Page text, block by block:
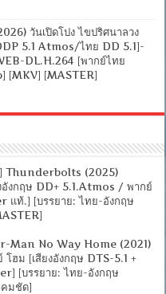
วันเปิดโปง ไขปริศนาลวง
5.1 Atmos/ไทย DD 5.1]-
DL.H.264 [พากย์ไทย
[MKV] [MASTER]
Thunderbolts (2025)
อังกฤษ DD+ 5.1.Atmos / พากย์
แท้.] [บรรยาย: ไทย-อังกฤษ
Man No Way Home (2021)
โฮม [เสียงอังกฤษ DTS-5.1 +
[บรรยาย: ไทย-อังกฤษ
มชัด]